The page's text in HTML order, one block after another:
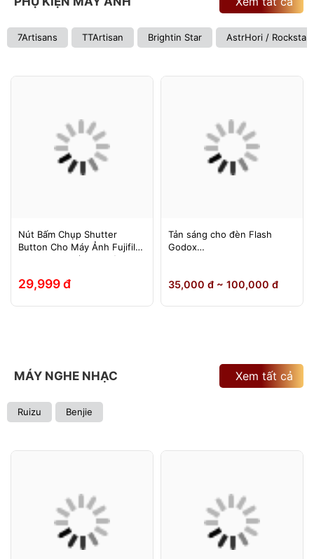
7Artisans TTArtisan Brightin Star AstrHori / Rockstar
Nút Bấm Chụp Shutter
Button Cho Máy Ảnh Fujifilm
Leica Contax (Ren Xoáy)
29,999 đ
Tản sáng cho đèn Flash
Godox
860III, Yongnuo 560II/565EX,
35,000 đ ~ 100,000 đ
MÁY NGHE NHẠC
Ruizu Benjie
Xem tất cả